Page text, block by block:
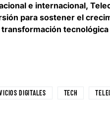
e internacional,
para sostener el
tecnológica
DIGITALES TECH